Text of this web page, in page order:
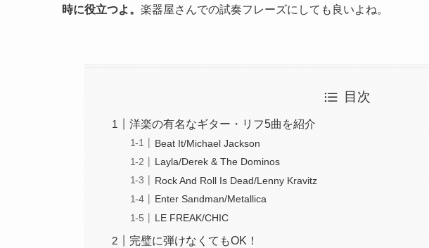
時に役立つよ。 楽器屋さんでの試奏フレーズにしても良いよね。
目次
洋楽の有名なギター・リフ5曲を紹介
Beat It/Michael Jackson
Layla/Derek & The Dominos
Rock And Roll Is Dead/Lenny Kravitz
Enter Sandman/Metallica
LE FREAK/CHIC
完璧に弾けなくてもOK！